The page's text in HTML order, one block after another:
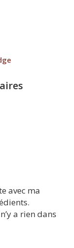
avec ma
a rien dans